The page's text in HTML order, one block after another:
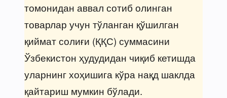
томонидан аввал сотиб олинган
товарлар учун тўланган қўшилган
қиймат солиғи (ҚҚС) суммасини
Ўзбекистон ҳудудидан чиқиб кетишда
уларнинг хоҳишига кўра нақд шаклда
қайтариш мумкин бўлади.